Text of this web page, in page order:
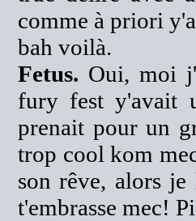
comme à priori y'a
bah voilà.
Fetus. Oui, moi
fury fest y'avait
prenait pour un
trop cool kom
son rêve, alors
t'embrasse mec!